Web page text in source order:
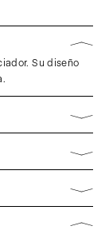
Su diseño